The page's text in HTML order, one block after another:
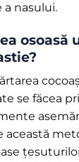
nasului.
osoasă
se făcea
această